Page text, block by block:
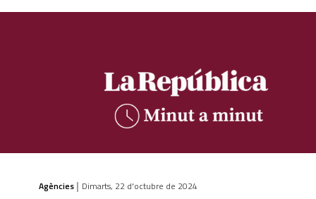
Agències | Dimarts, 22 d'octubre de 2024